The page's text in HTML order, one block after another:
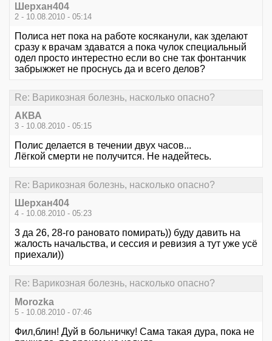
Шерхан404
2 - 10.08.2010 - 05:14
Полиса нет пока на работе косяканули, как зделают
сразу к врачам здаватся а пока чулок специальный
одел просто интерестно если во сне так фонтанчик
забрыжжет не проснусь да и всего делов?
Re: Варикозная болезнь, насколько опасно?
АКВА
3 - 10.08.2010 - 05:15
Полис делается в течении двух часов...
Лёгкой смерти не получится. Не надейтесь.
Re: Варикозная болезнь, насколько опасно?
Шерхан404
4 - 10.08.2010 - 05:23
3 да 26, 28-го рановато помирать)) буду давить на
жалость начальства, и сессия и ревизия а тут уже усё
приехали))
Re: Варикозная болезнь, насколько опасно?
Morozka
5 - 10.08.2010 - 07:46
Фил,блин! Дуй в больничку! Сама такая дура, пока не